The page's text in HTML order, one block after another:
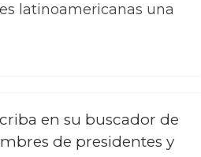
latinoamericanas una
en su buscador de
de presidentes y